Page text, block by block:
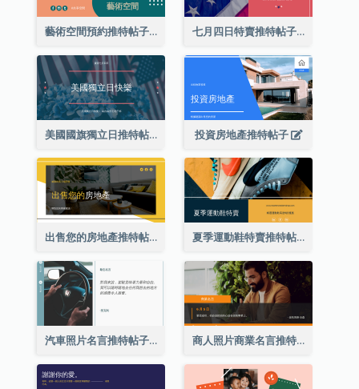
藝術空間預約推特帖子 七月四日特賣推特帖子
美國國旗獨立日推特帖子 投資房地產推特帖子
出售您的房地產推特帖子 夏季運動鞋特賣推特帖子
汽車照片名言推特帖子 商人照片商業名言推特帖子